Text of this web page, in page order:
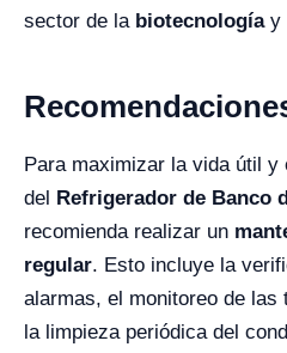
sector de la biotecnologíay
Para maximizar la vida útil y
del Refrigerador de Banco
recomienda realizar un
regular. Esto incluye la
alarmas, el monitoreo de las
la limpieza periódica del